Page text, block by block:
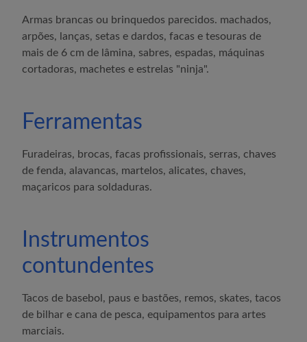
Armas brancas ou brinquedos parecidos. machados,
arpões, lanças, setas e dardos, facas e tesouras de
mais de 6 cm de lâmina, sabres, espadas, máquinas
cortadoras, machetes e estrelas "ninja".
Ferramentas
Furadeiras, brocas, facas profissionais, serras, chaves
de fenda, alavancas, martelos, alicates, chaves,
maçaricos para soldaduras.
Instrumentos
contundentes
Tacos de basebol, paus e bastões, remos, skates, tacos
de bilhar e cana de pesca, equipamentos para artes
marciais.